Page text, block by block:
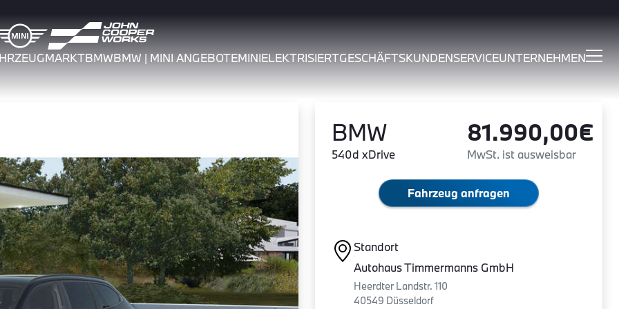
BMWBMW | MINI ANGEBOTEMINIELEKTRISIERTGESCHÄFTSKUNDENSERVICEUNTERNEHMEN
BMW
540d xDrive
81.990,00€
MwSt. ist ausweisbar
Fahrzeug anfragen
Standort
Autohaus Timmermanns GmbH
Heerdter Landstr. 110
40549 Düsseldorf